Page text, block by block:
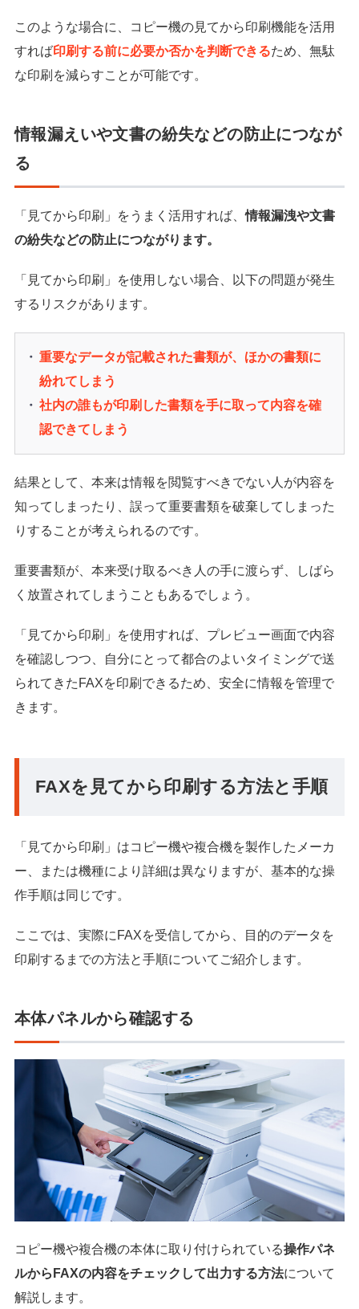
このような場合に、コピー機の見てから印刷機能を活用
すれば印刷する前に必要か否かを判断できるため、無駄
な印刷を減らすことが可能です。
情報漏えいや文書の紛失などの防止につなが
る
「見てから印刷」をうまく活用すれば、情報漏洩や文書
の紛失などの防止につながります。
「見てから印刷」を使用しない場合、以下の問題が発生
するリスクがあります。
重要なデータが記載された書類が、ほかの書類に
紛れてしまう
社内の誰もが印刷した書類を手に取って内容を確
認できてしまう
結果として、本来は情報を閲覧すべきでない人が内容を
知ってしまったり、誤って重要書類を破棄してしまった
りすることが考えられるのです。
重要書類が、本来受け取るべき人の手に渡らず、しばら
く放置されてしまうこともあるでしょう。
「見てから印刷」を使用すれば、プレビュー画面で内容
を確認しつつ、自分にとって都合のよいタイミングで送
られてきたFAXを印刷できるため、安全に情報を管理で
きます。
FAXを見てから印刷する方法と手順
「見てから印刷」はコピー機や複合機を製作したメーカ
ー、または機種により詳細は異なりますが、基本的な操
作手順は同じです。
ここでは、実際にFAXを受信してから、目的のデータを
印刷するまでの方法と手順についてご紹介します。
本体パネルから確認する
コピー機や複合機の本体に取り付けられている操作パネ
ルからFAXの内容をチェックして出力する方法について
解説します。